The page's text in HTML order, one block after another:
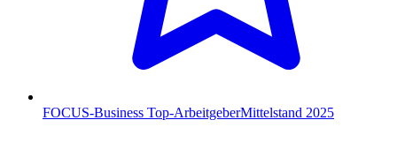
FOCUS-Business Top-ArbeitgeberMittelstand 2025